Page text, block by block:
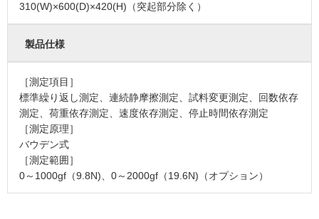
310(W)×600(D)×420(H)（突起部分除く）
製品仕様
［測定項目］
標準繰り返し測定、連続静摩擦測定、試料変更測定、回数依存
測定、荷重依存測定、速度依存測定、停止時間依存測定
［測定原理］
バウデン式
［測定範囲］
0～1000gf（9.8N)、0～2000gf（19.6N)（オプション）